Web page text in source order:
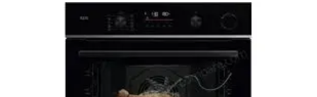
Le
prix
initial
était :
1199,00 €.
Le
prix
actuel
est :
799,00 €.